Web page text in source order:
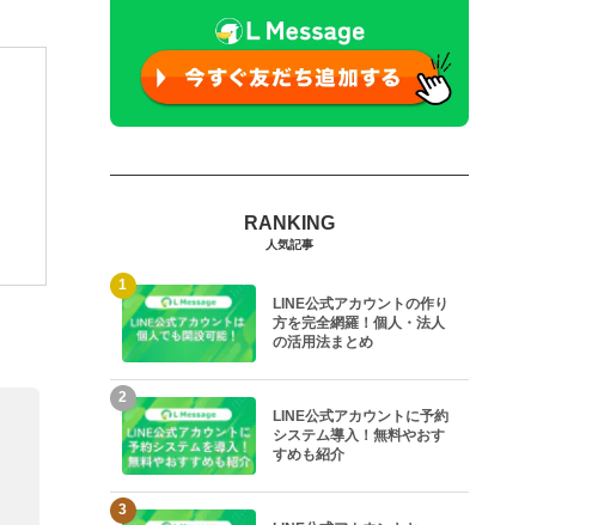
人気記事
1
LINE公式アカウントの作り
方を完全網羅！個人・法人
の活用法まとめ
2
LINE公式アカウントに予約
システム導入！無料やおす
すめも紹介
3